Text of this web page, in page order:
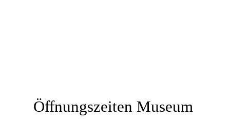
Öffnungszeiten Museum